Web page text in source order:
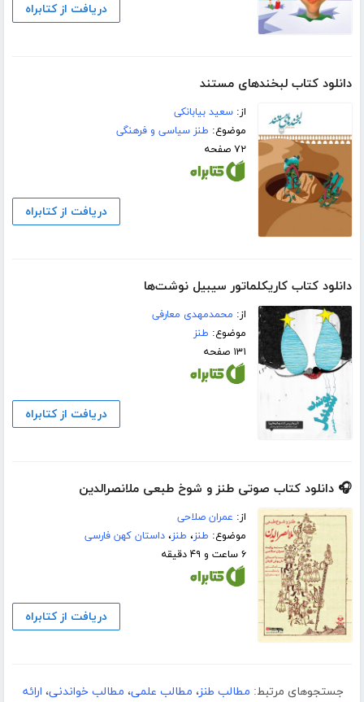
دریافت از کتابراه
دانلود کتاب لبخندهای مستند
از:سعید بیابانکی
موضوع: طنز سیاسی و فرهنگی
۷۲ صفحه
دریافت از کتابراه
دانلود کتاب کاریکلماتور سیبیل نوشت‌ها
از: محمدمهدی معارفی
موضوع: طنز
۱۳۱ صفحه
دریافت از کتابراه
🎧 دانلود کتاب صوتی طنز و شوخ طبعی ملانصرالدین
از: عمران صلاحی
موضوع: طنز، طنز،داستان کهن فارسی
۶ ساعت و ۴۹ دقیقه
دریافت از کتابراه
جستجوهای مرتبط: مطالب طنز، مطالب علمی، مطالب خواندنی، ارائه